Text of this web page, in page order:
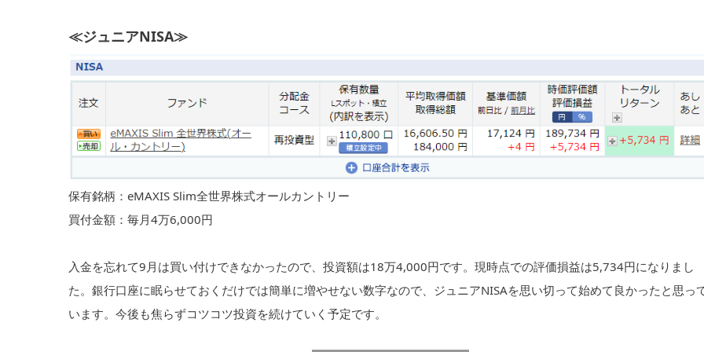
≪ジュニアNISA≫
保有銘柄：eMAXIS Slim全世界株式オールカントリー
買付金額：毎月4万6,000円
入金を忘れて9月は買い付けできなかったので、投資額は18万4,000円です。現時点での評価損益は5,734円になりまし
た。銀行口座に眠らせておくだけでは簡単に増やせない数字なので、ジュニアNISAを思い切って始めて良かったと思っ
います。今後も焦らずコツコツ投資を続けていく予定です。